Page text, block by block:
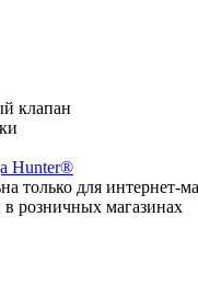
клапан
Hunter®
только для интернет-
в розничных магазинах